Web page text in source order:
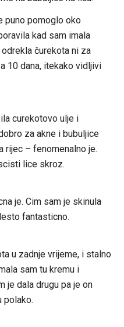
puno pomoglo oko
kad sam imala
čurekota ni za
10 dana, itekako vidljivi
curekotovo ulje i
za akne i bubuljice
rijec – fenomenalno je.
lice skroz.
je. Cim sam je skinula
fantasticno.
u zadnje vrijeme, i stalno
sam tu kremu i
je dala drugu pa je on
polako.